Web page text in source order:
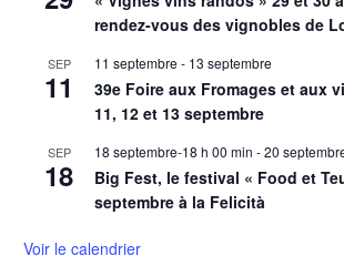
rendez-vous des vignobles de
SEP
11
11 septembre - 13 septembre
39e Foire aux Fromages et aux
11, 12 et 13 septembre
SEP
18
18 septembre-18 h 00 min -20
Big Fest, le festival « Food et
septembre à la Felicità
Voir le calendrier